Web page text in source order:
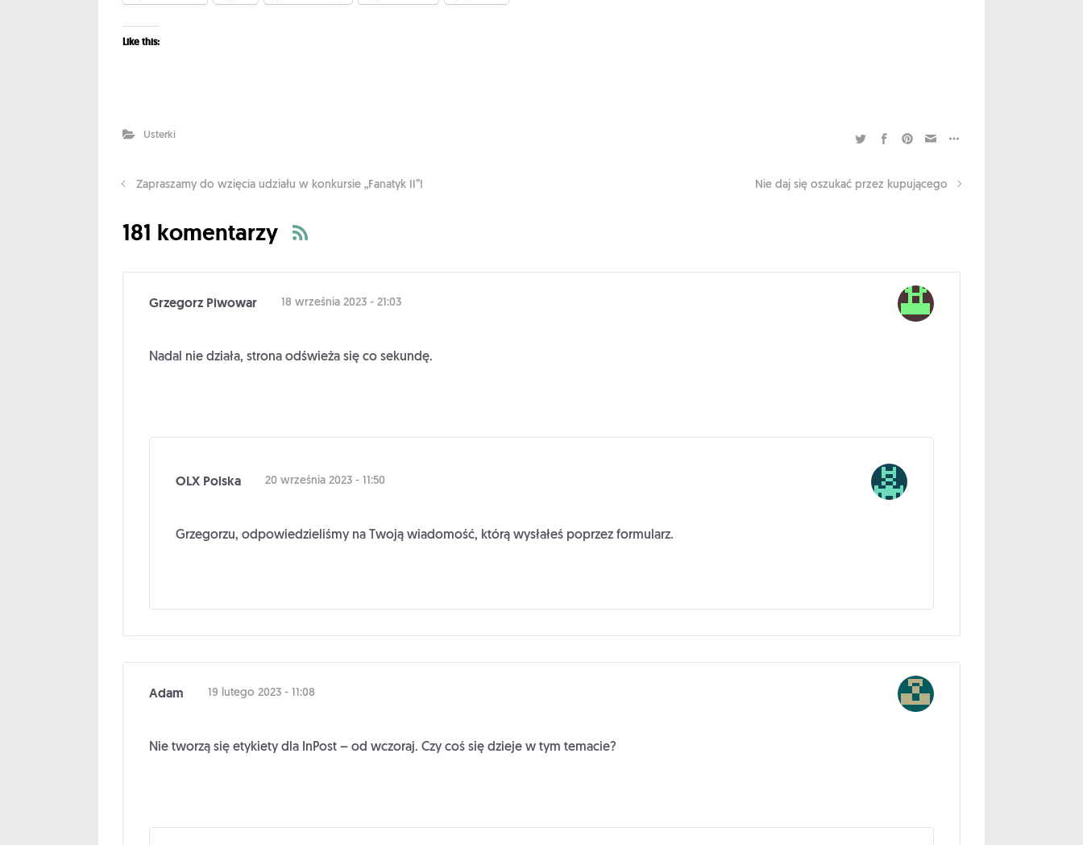
Like this:
Usterki
Zapraszamy do wzięcia udziału w konkursie „Fanatyk II”! Nie daj się oszukać przez kupującego
181 komentarzy
Grzegorz Piwowar 18 września 2023 - 21:03
Nadal nie działa, strona odświeża się co sekundę.
OLX Polska 20 września 2023 - 11:50
Grzegorzu, odpowiedzieliśmy na Twoją wiadomość, którą wysłałeś poprzez formularz.
Adam 19 lutego 2023 - 11:08
Nie tworzą się etykiety dla InPost – od wczoraj. Czy coś się dzieje w tym temacie?